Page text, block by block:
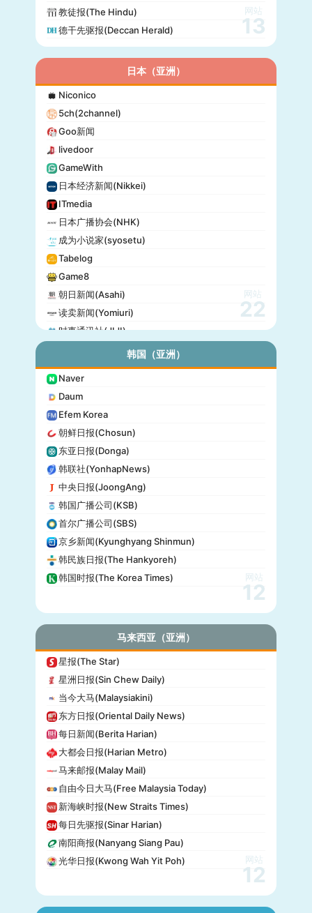
教徒报(The Hindu)
德干先驱报(Deccan Herald)
网站
13
日本（亚洲）
Niconico
5ch(2channel)
Goo新闻
livedoor
GameWith
日本经济新闻(Nikkei)
ITmedia
日本广播协会(NHK)
成为小说家(syosetu)
Tabelog
Game8
朝日新闻(Asahi)
读卖新闻(Yomiuri)
时事通讯社(JIJI)
产经新闻(Sankei)
东京放送(TBS)
朝日电视台(TV Asahi)
东京电视台(TV Tokyo)
日本电视台(NTV)
富士电视台(Fuji TV)
日本时报(Japan Times)
网站
22
韩国（亚洲）
Naver
Daum
Efem Korea
朝鲜日报(Chosun)
东亚日报(Donga)
韩联社(YonhapNews)
中央日报(JoongAng)
韩国广播公司(KSB)
首尔广播公司(SBS)
京乡新闻(Kyunghyang Shinmun)
韩民族日报(The Hankyoreh)
韩国时报(The Korea Times)
网站
12
马来西亚（亚洲）
星报(The Star)
星洲日报(Sin Chew Daily)
当今大马(Malaysiakini)
东方日报(Oriental Daily News)
每日新闻(Berita Harian)
大都会日报(Harian Metro)
马来邮报(Malay Mail)
自由今日大马(Free Malaysia Today)
新海峡时报(New Straits Times)
每日先驱报(Sinar Harian)
南阳商报(Nanyang Siang Pau)
光华日报(Kwong Wah Yit Poh)
网站
12